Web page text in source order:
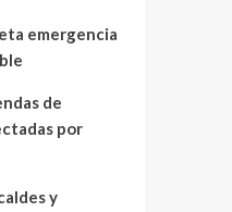
emergencia
de
por
y